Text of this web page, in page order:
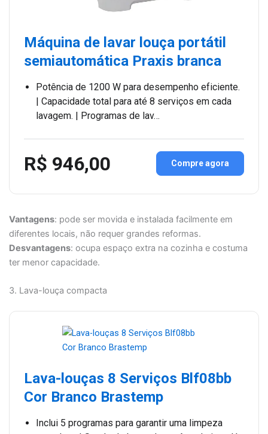
Máquina de lavar louça portátil
semiautomática Praxis branca
Potência de 1200 W para desempenho eficiente.
| Capacidade total para até 8 serviços em cada
lavagem. | Programas de lav…
R$ 946,00 Compre agora
Vantagens: pode ser movida e instalada facilmente em
diferentes locais, não requer grandes reformas.
Desvantagens: ocupa espaço extra na cozinha e costuma
ter menor capacidade.
3. Lava-louça compacta
Lava-louças 8 Serviços Blf08bb
Cor Branco Brastemp
Inclui 5 programas para garantir uma limpeza